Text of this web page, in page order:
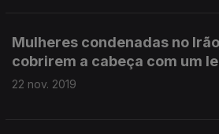
Mulheres condenadas no
cobrirem a cabeça com um
22 nov. 2019